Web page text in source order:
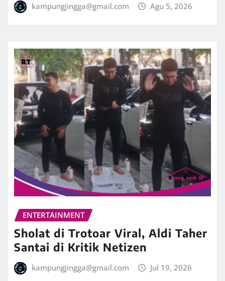
kampungjingga@gmail.com Agu 5, 2026
ENTERTAINMENT
Sholat di Trotoar Viral, Aldi Taher
Santai di Kritik Netizen
kampungjingga@gmail.com Jul 19, 2026